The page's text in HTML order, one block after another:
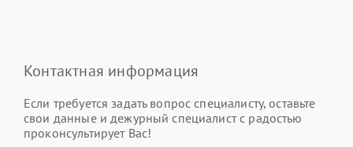
Контактная информация
Если требуется задать вопрос специалисту, оставьте
свои данные и дежурный специалист с радостью
проконсультирует Вас!